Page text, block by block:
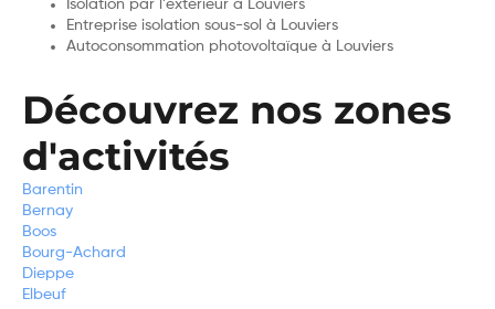
Isolation par l’extérieur à Louviers
Entreprise isolation sous-sol à Louviers
Autoconsommation photovoltaïque à Louviers
Découvrez nos zones
d'activités
Barentin
Bernay
Boos
Bourg-Achard
Dieppe
Elbeuf